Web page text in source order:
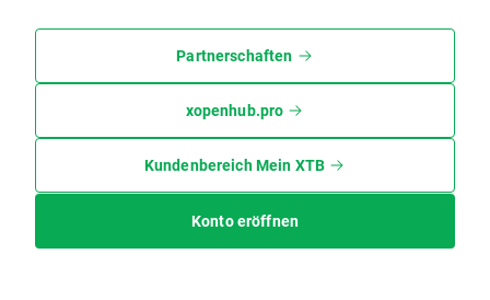
Partnerschaften
xopenhub.pro
Kundenbereich Mein XTB
Konto eröffnen